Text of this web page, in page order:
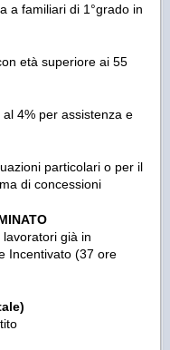
a familiari di 1°grado in
età superiore ai 55
4% per assistenza e
particolari o per il
di concessioni
già in
Incentivato (37 ore